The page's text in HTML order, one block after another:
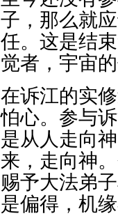
子，那么就
任。这是结
觉者，宇宙
在诉江的实
怕心。参与
是从人走向
来，走向神
赐予大法弟
是偏得，机